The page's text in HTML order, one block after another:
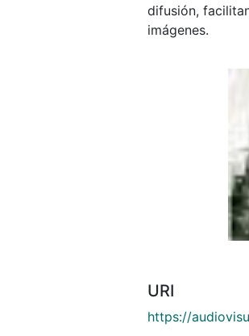
difusión,
imágenes.
URI
https://